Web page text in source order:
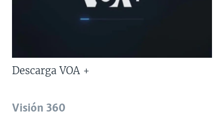
Descarga VOA +
Visión 360